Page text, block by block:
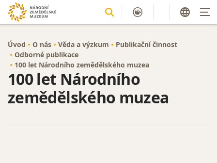
Úvod O nás Věda a výzkum
Publikační činnost
Odborné publikace
100 let Národního zemědělského muzea
100 let Národního
zemědělského muzea